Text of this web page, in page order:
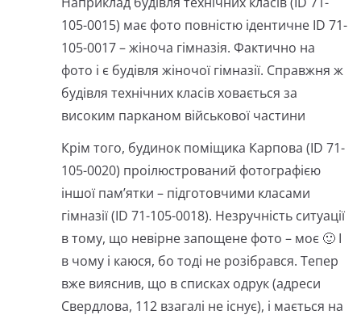
105-0015) має фото повністю ідентичне ID 71-
105-0017 – жіноча гімназія. Фактично на
фото і є будівля жіночої гімназії. Справжня ж
будівля технічних класів ховається за
високим парканом військової частини
Крім того, будинок поміщика Карпова (ID 71-
105-0020) проілюстрований фотографією
іншої пам’ятки – підготовчими класами
гімназії (ID 71-105-0018). Незручність ситуації
в тому, що невірне запощене фото – моє 🙂 І
в чому і каюся, бо тоді не розібрався. Тепер
вже вияснив, що в списках одрук (адреси
Свердлова, 112 взагалі не існує), і мається на